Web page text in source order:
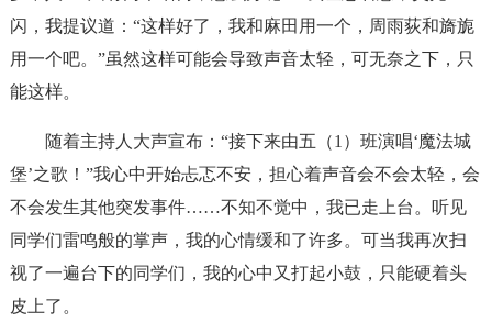
闪，我提议道：“这样好了，我和麻田用一个，周雨荻和旖旎
用一个吧。”虽然这样可能会导致声音太轻，可无奈之下，只
能这样。
随着主持人大声宣布：“接下来由五（1）班演唱‘魔法城
堡’之歌！”我心中开始忐忑不安，担心着声音会不会太轻，会
不会发生其他突发事件……不知不觉中，我已走上台。听见
同学们雷鸣般的掌声，我的心情缓和了许多。可当我再次扫
视了一遍台下的同学们，我的心中又打起小鼓，只能硬着头
皮上了。